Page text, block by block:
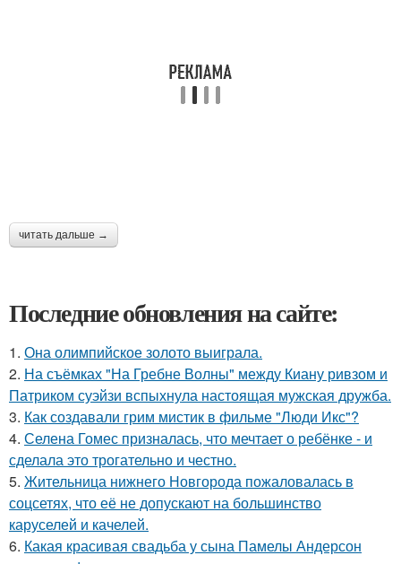
читать дальше →
Последние обновления на сайте:
1. Она олимпийское золото выиграла.
2. На съёмках "На Гребне Волны" между Киану ривзом и
Патриком суэйзи вспыхнула настоящая мужская дружба.
3. Как создавали грим мистик в фильме "Люди Икс"?
4. Селена Гомес призналась, что мечтает о ребёнке - и
сделала это трогательно и честно.
5. Жительница нижнего Новгорода пожаловалась в
соцсетях, что её не допускают на большинство
каруселей и качелей.
6. Какая красивая свадьба у сына Памелы Андерсон